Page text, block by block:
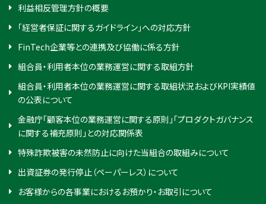
利益相反管理方針の概要
「経営者保証に関するガイドライン」への対応方針
FinTech企業等との連携及び協働に係る方針
組合員・利用者本位の業務運営に関する取組方針
組合員・利用者本位の業務運営に関する取組状況およびKPI実績値
の公表について
金融庁「顧客本位の業務運営に関する原則」「プロダクトガバナンス
に関する補充原則」との対応関係表
特殊詐欺被害の未然防止に向けた当組合の取組みについて
出資証券の発行停止（ペーパーレス）について
お客様からの各事業におけるお預かり・お取引について